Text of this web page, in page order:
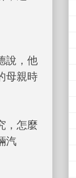
說，他
母親時
，怎麼
汽